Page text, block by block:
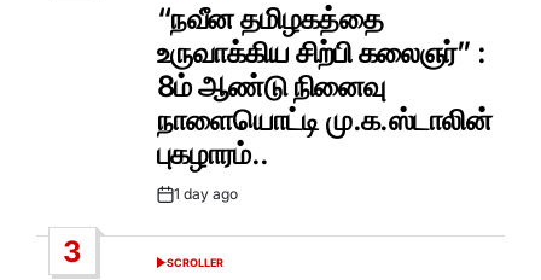
“நவீன தமிழகத்தை
உருவாக்கிய சிற்பி கலைஞர்” :
8ம் ஆண்டு நினைவு
நாளையொட்டி மு.க.ஸ்டாலின்
புகழாரம்..
Post1 day ago
3
POSTED
SCROLLER